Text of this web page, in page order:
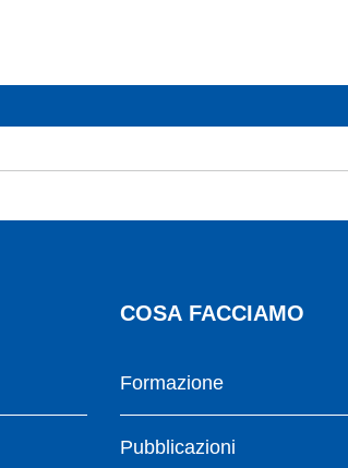
COSA FACCIAMO
Formazione
Pubblicazioni